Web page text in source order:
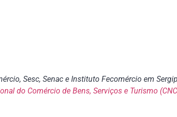
Sesc, Senac e Instituto Fecomércio em
do Comércio de Bens, Serviços e Turismo